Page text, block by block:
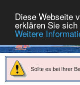
Diese Webseite
erklären Sie
Weitere
Sollte es bei Ihrer